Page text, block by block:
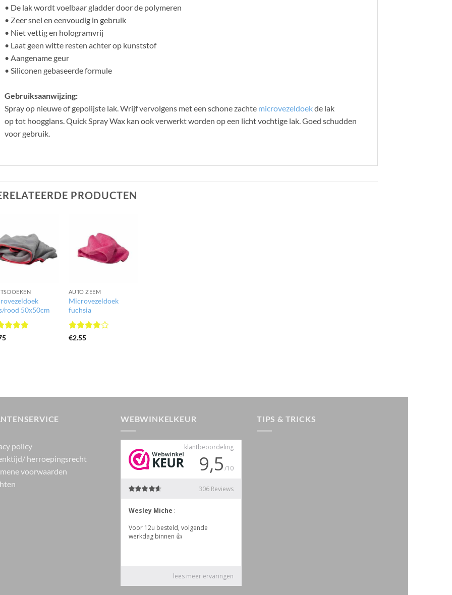
• De lak wordt voelbaar gladder door de polymeren
• Zeer snel en eenvoudig in gebruik
• Niet vettig en hologramvrij
• Laat geen witte resten achter op kunststof
• Aangename geur
• Siliconen gebaseerde formule
Gebruiksaanwijzing:
Spray op nieuwe of gepolijste lak. Wrijf vervolgens met een schone zachte microvezeldoekde lak
op tot hoogglans. Quick Spray Wax kan ook verwerkt worden op een licht vochtige lak. Goed schudden
voor gebruik.
PRODUCTEN
rood 50x50cm
AUTO ZEEM
Microvezeldoek
fuchsia
Gewaardeerd
€2.55
policy
herroepingsrecht
voorwaarden
WEBWINKELKEUR TIPS & TRICKS